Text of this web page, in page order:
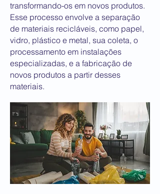
transformando-os em novos produtos.
Esse processo envolve a separação
de materiais recicláveis, como papel,
vidro, plástico e metal, sua coleta, o
processamento em instalações
especializadas, e a fabricação de
novos produtos a partir desses
materiais.